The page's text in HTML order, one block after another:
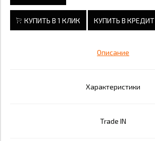
КУПИТЬ В 1 КЛИК КУПИТЬ В КРЕДИТ
Описание
Характеристики
Trade IN